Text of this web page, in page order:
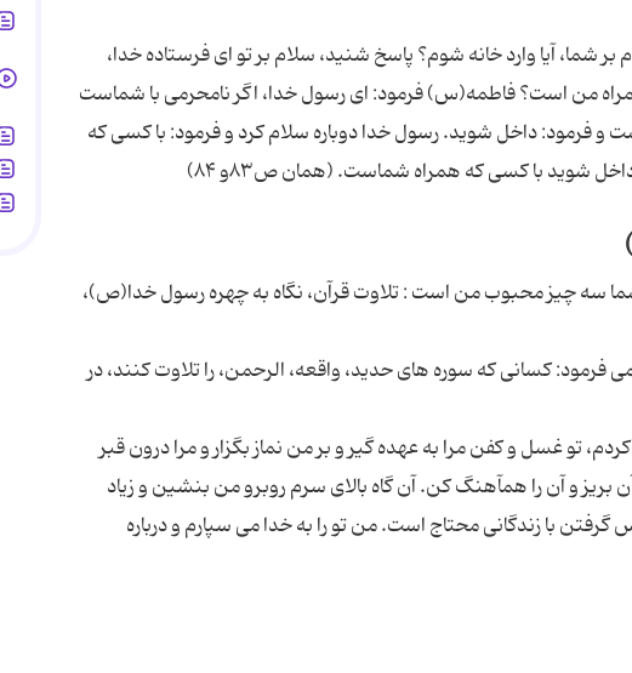
آیا وارد خانه شوم؟ پاسخ شنید، سلام بر تو ای فرستاده خدا،
من است؟ فاطمه(س) فرمود: ای رسول خدا، اگر نامحرمی با شماست
و فرمود: داخل شوید. رسول خدا دوباره سلام کرد و فرمود: با کسی که
شوید با کسی که همراه شماست. (همان ص۸۳و ۸۴)
سه چیز محبوب من است : تلاوت قرآن، نگاه به چهره رسول خدا(ص)،
کسانی که سوره های حدید، واقعه، الرحمن، را تلاوت کنند، در
تو غسل و کفن مرا به عهده گیر و بر من نماز بگزار و مرا درون قبر
بریز و آن را همآهنگ کن. آن گاه بالای سرم روبرو من بنشین و زیاد
با زندگانی محتاج است. من تو را به خدا می سپارم و درباره